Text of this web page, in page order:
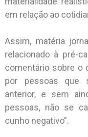
em relação ao
Assim, matéria
relacionado à pré-
comentário sobre o
por pessoas que
anterior, e sem
pessoas, não se
cunho negativo”.